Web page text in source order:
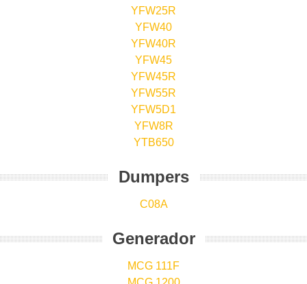
YFW25R
YFW40
YFW40R
YFW45
YFW45R
YFW55R
YFW5D1
YFW8R
YTB650
Dumpers
C08A
Generador
MCG 111F